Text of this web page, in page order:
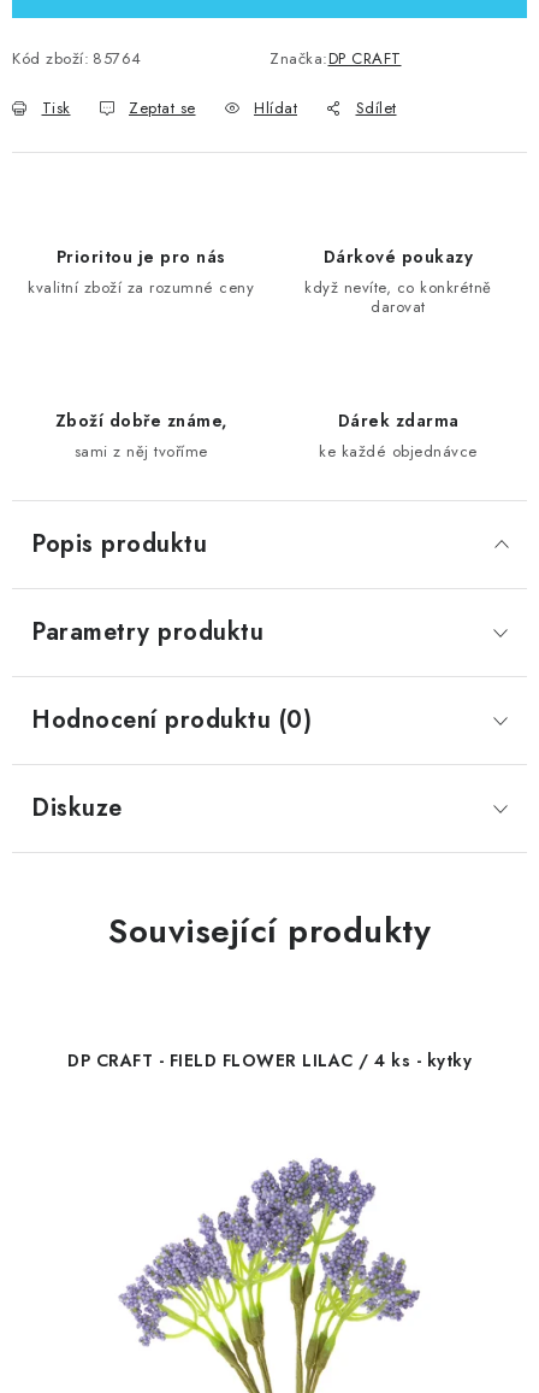
Kód zboží: 85764 Značka:DP CRAFT
Tisk Zeptat se Hlídat Sdílet
Prioritou je pro nás
kvalitní zboží za rozumné ceny
Dárkové poukazy
když nevíte, co konkrétně
darovat
Zboží dobře známe,
sami z něj tvoříme
Dárek zdarma
ke každé objednávce
Popis produktu
Parametry produktu
Hodnocení produktu (0)
Diskuze
Související produkty
DP CRAFT - FIELD FLOWER LILAC / 4 ks - kytky